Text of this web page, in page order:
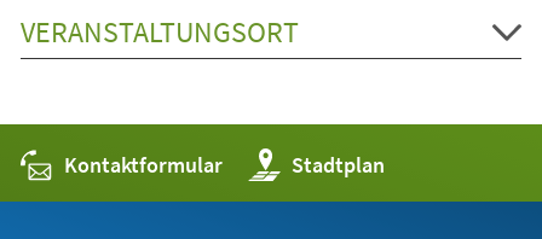
VERANSTALTUNGSORT
Kontaktformular Stadtplan
(Öffnet
in
einem